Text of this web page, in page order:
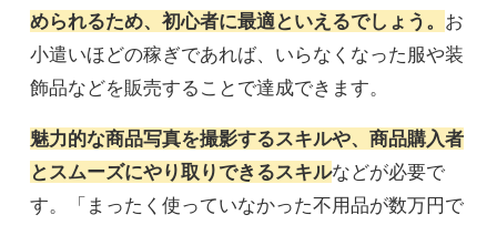
められるため、初心者に最適といえるでしょう。 お
小遣いほどの稼ぎであれば、いらなくなった服や装
飾品などを販売することで達成できます。
魅力的な商品写真を撮影するスキルや、商品購入者
とスムーズにやり取りできるスキルなどが必要で
す。「まったく使っていなかった不用品が数万円で